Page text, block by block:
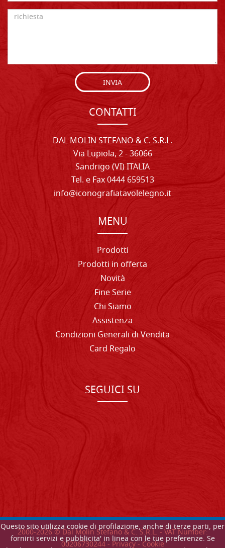
Questo sito utilizza cookie di profilazione, anche di terze parti, per
fornirti servizi e pubblicita' in linea con le tue preferenze. Se
INVIA
CONTATTI
DAL MOLIN STEFANO & C. S.R.L.
Via Lupiola, 2 - 36066
Sandrigo (VI) ITALIA
Tel. e Fax 0444 659513
info@iconografiatavolelegno.it
MENU
Prodotti
Prodotti in offerta
Novità
Fine Serie
Chi Siamo
Assistenza
Condizioni Generali di Vendita
Card Regalo
SEGUICI SU
2000-2026© Dal Molin Stefano & C. S.R.L. - VAT Number:
00206730244 - Privacy-Cookie